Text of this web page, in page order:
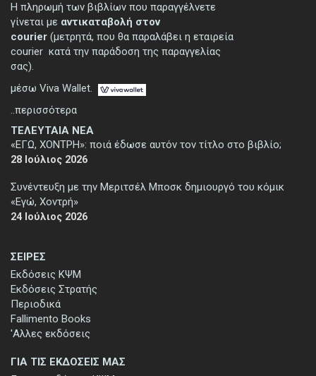
ΣΕΙΡΕΣ
Εκδόσεις ΚΨΜ
Εκδόσεις Στρατής
Περιοδικά
Fallimento Books
'Αλλες εκδόσεις
ΤΕΛΕΥΤΑΙΑ ΝΕΑ
«ΕΓΩ, ΧΟΝΤΡΗ»: ποιά έδωσε αυτόν τον τίτλο στο βιβλίο;
28 Ιούλιος 2026
Συνέντευξη με την Μεριτσέλ Μποσκ δημιουργό του κόμικ
«Εγώ, Χοντρή»
24 Ιούλιος 2026
ΓΙΑ ΤΙΣ ΕΚΔΟΣΕΙΣ ΜΑΣ
Η πληρωμή των βιβλίων που παραγγέλνετε
γίνεται με αντικαταβολή στον
courier (μετρητά, που θα παραλάβει η εταιρεία
courier κατά την παράδοση της παραγγελίας
σας).
μέσω Viva Wallet.
..περισσότερα